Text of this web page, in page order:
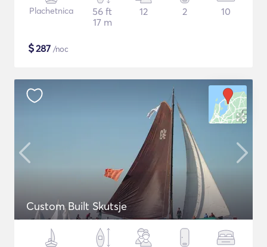
Plachetnica
56 ft
17 m
12 2 10
$287 /noc
Custom Built Skutsje